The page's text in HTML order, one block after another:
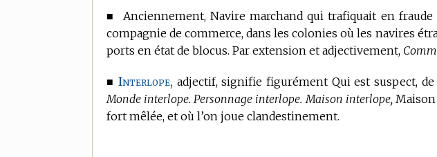
■ Anciennement, Navire marchand qui trafiquait en fraude
compagnie de commerce, dans les colonies où les navires
ports en état de blocus. Par extension et adjectivement,
■Interlope, adjectif, signifie figurément Qui est suspect,
Monde interlope. Personnage interlope. Maison interlope,
fort mêlée, et où l’on joue clandestinement.